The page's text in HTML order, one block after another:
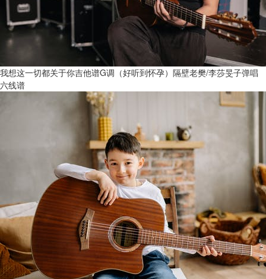
我想这一切都关于你吉他谱G调（好听到怀孕）隔壁老樊/李莎旻子弹唱
六线谱